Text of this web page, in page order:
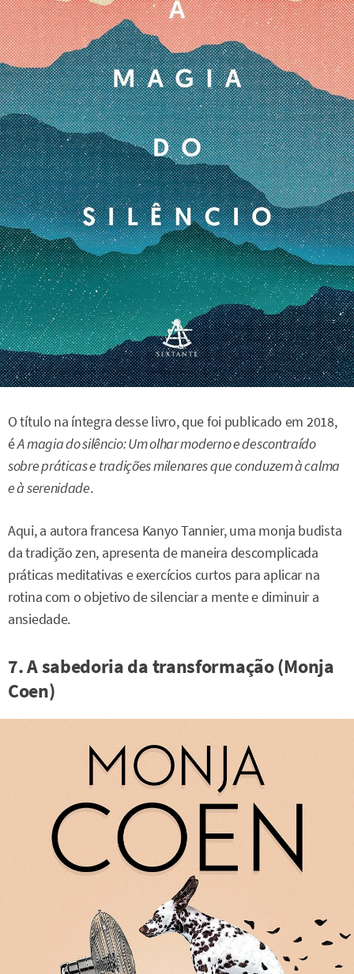
O título na íntegra desse livro, que foi publicado em 2018,
éA magia do silêncio: Um olhar moderno e descontraído
sobre práticas e tradições milenares que conduzem à calma
e à serenidade.
Aqui, a autora francesa Kanyo Tannier, uma monja budista
da tradição zen, apresenta de maneira descomplicada
práticas meditativas e exercícios curtos para aplicar na
rotina com o objetivo de silenciar a mente e diminuir a
ansiedade.
7. A sabedoria da transformação (Monja
Coen)